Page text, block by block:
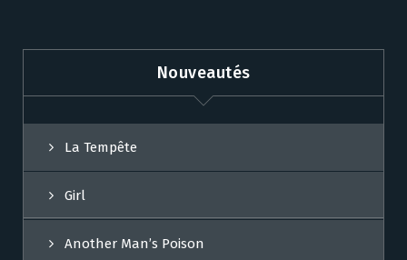
Nouveautés
La Tempête
Girl
Another Man’s Poison